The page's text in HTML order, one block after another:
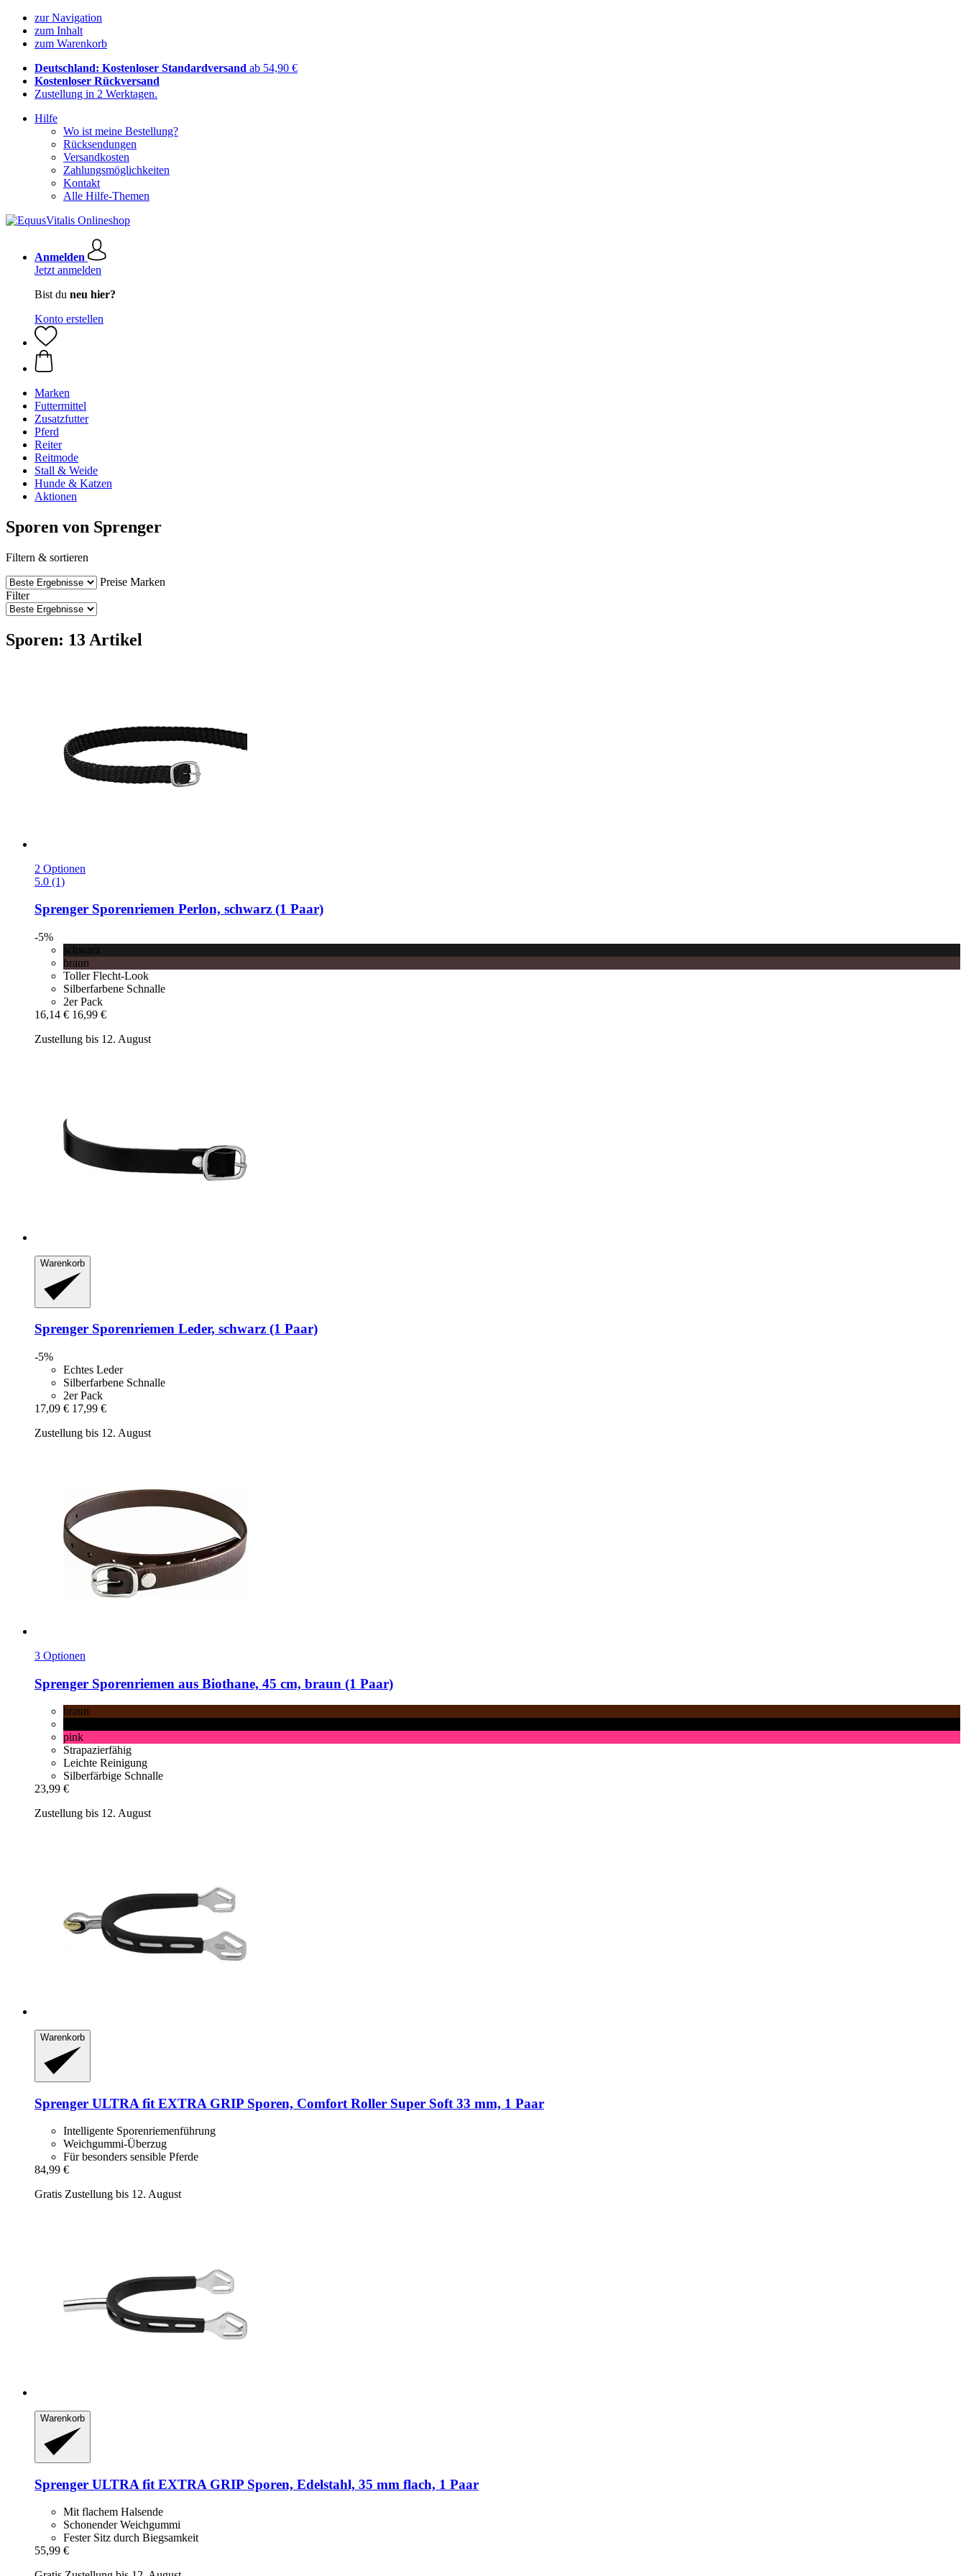
zur Navigation
zum Inhalt
zum Warenkorb
Deutschland: Kostenloser Standardversand ab 54,90 €
Kostenloser Rückversand
Zustellung in 2 Werktagen.
Hilfe
Wo ist meine Bestellung?
Rücksendungen
Versandkosten
Zahlungsmöglichkeiten
Kontakt
Alle Hilfe-Themen
Anmelden
Jetzt anmelden
Bist du neu hier?
Konto erstellen
Marken
Futtermittel
Zusatzfutter
Pferd
Reiter
Reitmode
Stall & Weide
Hunde & Katzen
Aktionen
Sporen von Sprenger
Filtern & sortieren
Preise Marken
Filter
Sporen: 13 Artikel
2 Optionen
5.0 (1)
Sprenger Sporenriemen Perlon, schwarz (1 Paar)
-5%
schwarz
braun
Toller Flecht-Look
Silberfarbene Schnalle
2er Pack
16,14 € 16,99 €
Zustellung bis 12. August
Warenkorb
Sprenger Sporenriemen Leder, schwarz (1 Paar)
-5%
Echtes Leder
Silberfarbene Schnalle
2er Pack
17,09 € 17,99 €
Zustellung bis 12. August
3 Optionen
Sprenger Sporenriemen aus Biothane, 45 cm, braun (1 Paar)
braun
pink
Strapazierfähig
Leichte Reinigung
Silberfärbige Schnalle
23,99 €
Zustellung bis 12. August
Warenkorb
Sprenger ULTRA fit EXTRA GRIP Sporen, Comfort Roller Super Soft 33 mm, 1 Paar
Intelligente Sporenriemenführung
Weichgummi-Überzug
Für besonders sensible Pferde
84,99 €
Gratis Zustellung bis 12. August
Warenkorb
Sprenger ULTRA fit EXTRA GRIP Sporen, Edelstahl, 35 mm flach, 1 Paar
Mit flachem Halsende
Schonender Weichgummi
Fester Sitz durch Biegsamkeit
55,99 €